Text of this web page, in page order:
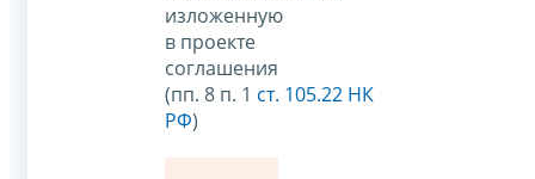
изложенную
в проекте
соглашения
(пп. 8 п. 1 ст. 105.22 НК
РФ)